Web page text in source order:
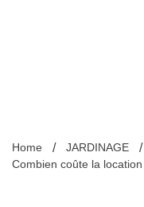
Home
JARDINAGE
Combien coûte la